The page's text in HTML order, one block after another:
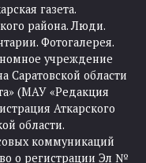
газета.
района. Люди.
Фотогалерея.
учреждение
Саратовской области
(МАУ «Редакция
Аткарского
области.
коммуникаций
о регистрации Эл №